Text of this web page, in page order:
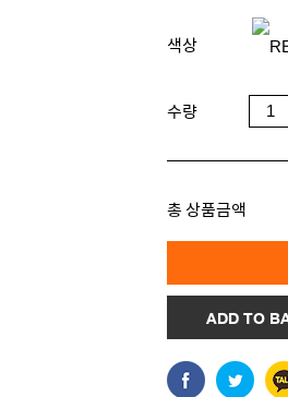
색상
수량
총 상품금액
ADD TO